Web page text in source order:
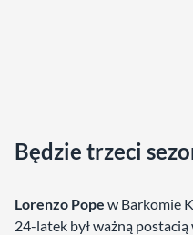
Będzie trzeci
Lorenzo Pope w Barkomie
24-latek był ważną